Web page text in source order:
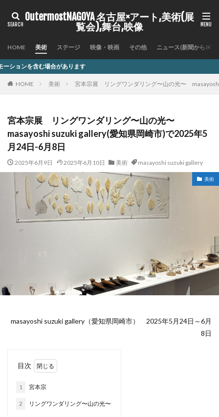
OutermostNAGOYA 名古屋×アート,美術(展
覧会),舞台,映像
HOME 美術 ステージ 映像・映画 その他 ニュース(新聞から)
ります
HOME 美術 宮本宗展 リングワンダリング〜山の光〜
宮本宗展 リングワンダリング〜山の光〜
masayoshi suzuki gallery(愛知県岡崎市)で2025年5
月24日-6月8日
2025年6月9日 2025年6月10日 美術 masayoshi suzuki gallery
美術
masayoshi suzuki gallery（愛知県岡崎市） 2025年5月24日～6月
8日
目次
1 宮本宗
2 リングワンダリング〜山の光〜